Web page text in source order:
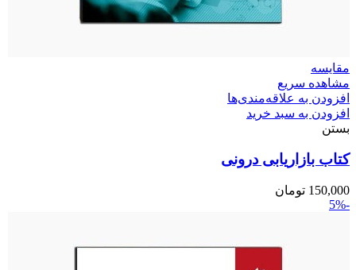
مقایسه
مشاهده سریع
افزودن به علاقه‌مندی‌ها
افزودن به سبد خرید
بستن
کتاب بازاریابی درونی
150,000 تومان
-5%